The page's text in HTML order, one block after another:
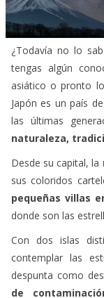
¿Todavía no lo
tengas algún
asiático o pronto
Japón es un país de
las últimas
naturaleza,
Desde su capital, la
sus coloridos
pequeñas villas
donde son las
Con dos islas
contemplar las
despunta como